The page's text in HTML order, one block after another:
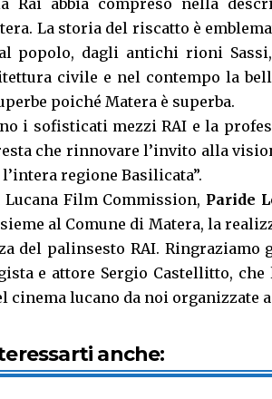
Rai abbia compreso nella
La storia del riscatto è
popolo, dagli antichi rioni
civile e nel contempo la
poiché Matera è superba.
i sofisticati mezzi RAI e la
che rinnovare l’invito alla
regione Basilicata”.
Film Commission, Paride
al Comune di Matera, la
del palinsesto RAI.
e attore Sergio Castellitto,
cinema lucano da noi organizzate a
anche: